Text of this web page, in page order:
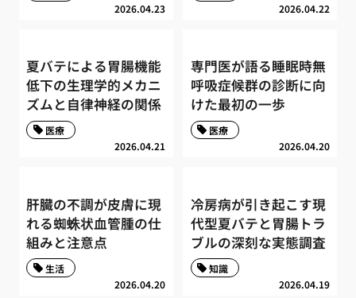
2026.04.23 2026.04.22
夏バテによる胃腸機能
低下の生理学的メカニ
ズムと自律神経の関係
2026.04.21
医療
専門医が語る睡眠時無
呼吸症候群の診断に向
けた最初の一歩
2026.04.20
医療
肝臓の不調が皮膚に現
れる蜘蛛状血管腫の仕
組みと注意点
2026.04.20
生活
冷房病が引き起こす現
代型夏バテと胃腸トラ
ブルの深刻な実態調査
2026.04.19
知識